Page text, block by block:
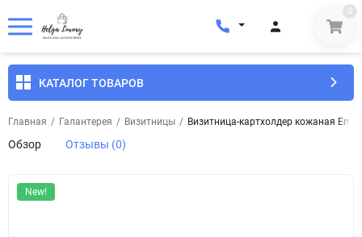
0
КАТАЛОГ ТОВАРОВ
Главная / Галантерея / Визитницы / Визитница-картхолдер кожаная
Обзор Отзывы (0)
New!